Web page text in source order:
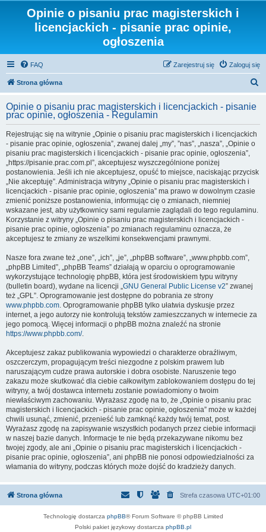
Opinie o pisaniu prac magisterskich i
licencjackich - pisanie prac opinie,
ogłoszenia
FAQ Zaloguj się
Zarejestruj się
Strona główna
k
Opinie o pisaniu prac magisterskich i licencjackich - pisanie
prac opinie, ogłoszenia - Regulamin
Rejestrując się na witrynie „Opinie o pisaniu prac magisterskich i licencjackich
- pisanie prac opinie, ogłoszenia”, zwanej dalej „my”, ”nas”, „nasza”, „Opinie o
pisaniu prac magisterskich i licencjackich - pisanie prac opinie, ogłoszenia”,
„https://pisanie.prac.com.pl”, akceptujesz wyszczególnione poniżej
postanowienia. Jeśli ich nie akceptujesz, opuść to miejsce, naciskając przycisk
„Nie akceptuję”. Administracja witryny „Opinie o pisaniu prac magisterskich i
licencjackich - pisanie prac opinie, ogłoszenia” ma prawo w dowolnym czasie
zmienić poniższe postanowienia, informując cię o zmianach, niemniej
wskazane jest, aby użytkownicy sami regularnie zaglądali do tego regulaminu.
Korzystanie z witryny „Opinie o pisaniu prac magisterskich i licencjackich -
pisanie prac opinie, ogłoszenia” po zmianach regulaminu oznacza, że
akceptujesz te zmiany ze wszelkimi konsekwencjami prawnymi.
Nasze fora zwane też „one”, „ich”, „je”, „phpBB software”, „www.phpbb.com”,
„phpBB Limited”, „phpBB Teams” działają w oparciu o oprogramowanie
wykorzystujące technologię phpBB, która jest środowiskiem typu witryny
(bulletin board), wydane na licencji „GNU General Public License v2” zwanej
też „GPL”. Oprogramowanie jest dostępne do pobrania ze strony
www.phpbb.com. Oprogramowanie phpBB tylko ułatwia dyskusje przez
internet, a jego autorzy nie kontrolują tekstów zamieszczanych w internecie za
jego pomocą. Więcej informacji o phpBB można znaleźć na stronie
https://www.phpbb.com/.
Akceptujesz zakaz publikowania wypowiedzi o charakterze obraźliwym,
oszczerczym, propagującym treści niezgodne z polskim prawem lub
naruszającym cudze prawa autorskie i dobra osobiste. Naruszenie tego
zakazu może skutkować dla ciebie całkowitym zablokowaniem dostępu do tej
witryny, a twój dostawca internetu zostanie powiadomiony o twoim
niewłaściwym zachowaniu. Wyrażasz zgodę na to, że „Opinie o pisaniu prac
magisterskich i licencjackich - pisanie prac opinie, ogłoszenia” może w każdej
chwili usunąć, zmienić, przenieść lub zamknąć każdy twój temat, post.
Wyrażasz zgodę na zapisywanie wszystkich podanych przez ciebie informacji
w naszej bazie danych. Informacje te nie będą przekazywane nikomu bez
twojej zgody, ale ani „Opinie o pisaniu prac magisterskich i licencjackich -
pisanie prac opinie, ogłoszenia”, ani phpBB nie ponosi odpowiedzialności za
włamania do witryny, podczas których może dojść do kradzieży danych.
Strona główna Strefa czasowa UTC+01:00
Technologię dostarcza phpBB® Forum Software © phpBB Limited
Polski pakiet językowy dostarcza phpBB.pl